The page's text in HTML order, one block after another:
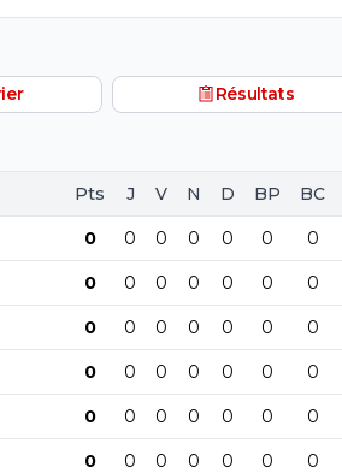
Résultats
Pts J V N D BP BC
0 0 0 0 0 0 0
0 0 0 0 0 0 0
0 0 0 0 0 0 0
0 0 0 0 0 0 0
0 0 0 0 0 0 0
0 0 0 0 0 0 0